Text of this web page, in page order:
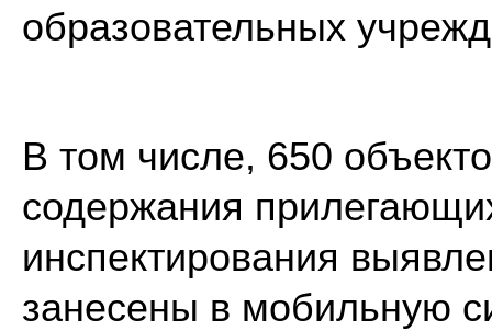
образовательных
В том числе, 650
содержания
инспектирования
занесены в мобильную